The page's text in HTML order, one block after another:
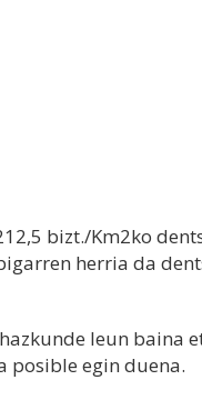
bizt./Km2ko
herria da
leun baina
posible egin duena.